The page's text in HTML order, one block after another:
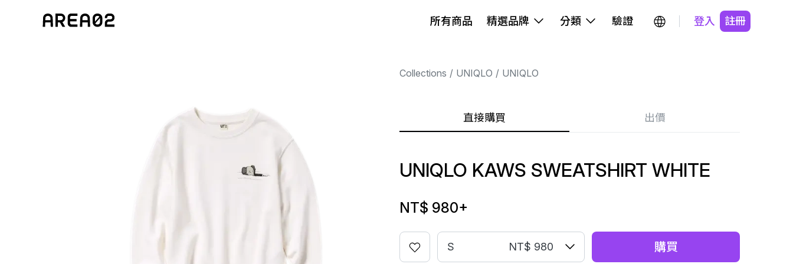
所有商品 精選品牌 分類 驗證 登入 註冊
Collections UNIQLO UNIQLO
直接購買 出價
UNIQLO KAWS SWEATSHIRT WHITE
NT$ 980+
S NT$ 980 購買